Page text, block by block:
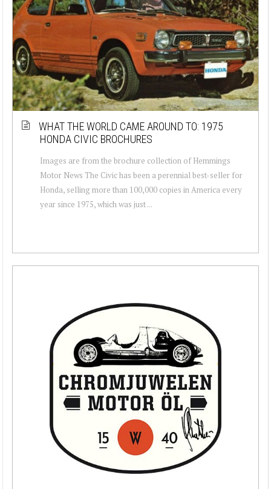
WHAT THE WORLD CAME AROUND TO: 1975
HONDA CIVIC BROCHURES
Images are from the brochure collection of Hemmings
Motor News The Civic has been a perennial best-seller for
Honda, selling more than 100,000 copies in America every
year since 1975, which was just ...